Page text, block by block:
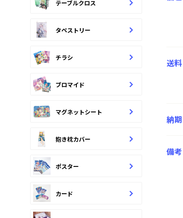
テーブルクロス
タペストリー
チラシ
ブロマイド
マグネットシート
抱き枕カバー
ポスター
カード
送料
納期
備考